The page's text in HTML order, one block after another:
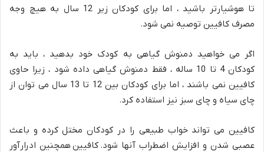
تا هوشیارتر باشید ، اما برای کودکان زیر 12 سال به هیچ وجه
مصرف کافیین توصیه نمی شود.
اگر می خواهید دمنوش گیاهی به کودک خود بدهید ، باید به
کودکان 4 تا 10 ساله ، فقط دمنوش گیاهی داده شود ، زیرا حاوی
کافیین نمی باشند ، اما برای کودکان بین 12 تا 13 سال می توان از
چای سیاه و چای سبز نیز استفاده کرد.
کافیین می تواند خواب طبیعی را در کودکان مختل کرده و باعث
عصبی شدن و افزایش اضطراب آنها شود. کافیین همچنین ادرارآور